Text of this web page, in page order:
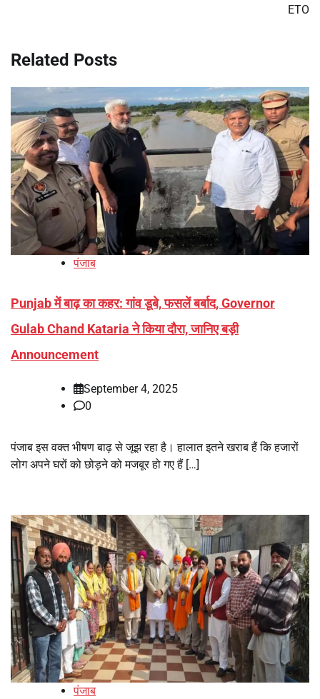
ETO
Related Posts
पंजाब
Punjab में बाढ़ का कहर: गांव डूबे, फसलें बर्बाद, Governor
Gulab Chand Kataria ने किया दौरा, जानिए बड़ी
Announcement
September 4, 2025
0
पंजाब इस वक्त भीषण बाढ़ से जूझ रहा है। हालात इतने खराब हैं कि हजारों
लोग अपने घरों को छोड़ने को मजबूर हो गए हैं […]
पंजाब